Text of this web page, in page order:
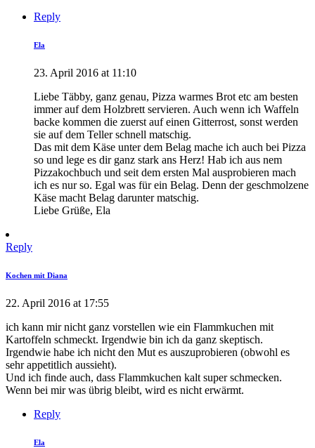
Reply
Ela
23. April 2016 at 11:10
Liebe Täbby, ganz genau, Pizza warmes Brot etc am besten
immer auf dem Holzbrett servieren. Auch wenn ich Waffeln
backe kommen die zuerst auf einen Gitterrost, sonst werden
sie auf dem Teller schnell matschig.
Das mit dem Käse unter dem Belag mache ich auch bei Pizza
so und lege es dir ganz stark ans Herz! Hab ich aus nem
Pizzakochbuch und seit dem ersten Mal ausprobieren mach
ich es nur so. Egal was für ein Belag. Denn der geschmolzene
Käse macht Belag darunter matschig.
Liebe Grüße, Ela
Reply
Kochen mit Diana
22. April 2016 at 17:55
ich kann mir nicht ganz vorstellen wie ein Flammkuchen mit
Kartoffeln schmeckt. Irgendwie bin ich da ganz skeptisch.
Irgendwie habe ich nicht den Mut es auszuprobieren (obwohl es
sehr appetitlich aussieht).
Und ich finde auch, dass Flammkuchen kalt super schmecken.
Wenn bei mir was übrig bleibt, wird es nicht erwärmt.
Reply
Ela